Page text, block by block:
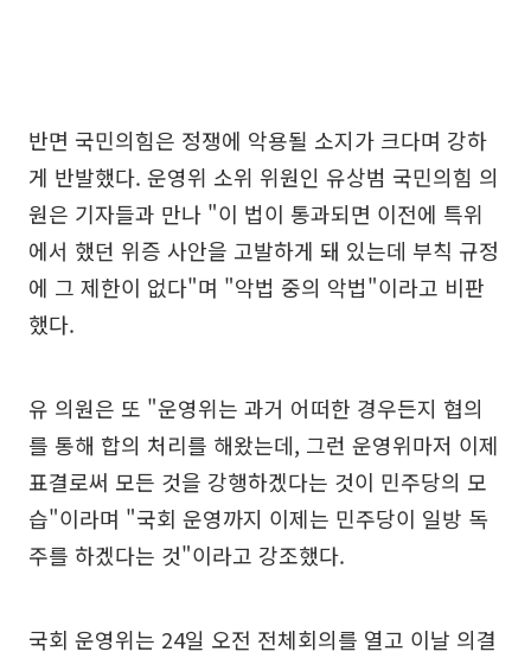
반면 국민의힘은 정쟁에 악용될 소지가 크다며 강하
게 반발했다. 운영위 소위 위원인 유상범 국민의힘 의
원은 기자들과 만나 "이 법이 통과되면 이전에 특위
에서 했던 위증 사안을 고발하게 돼 있는데 부칙 규정
에 그 제한이 없다"며 "악법 중의 악법"이라고 비판
했다.
유 의원은 또 "운영위는 과거 어떠한 경우든지 협의
를 통해 합의 처리를 해왔는데, 그런 운영위마저 이제
표결로써 모든 것을 강행하겠다는 것이 민주당의 모
습"이라며 "국회 운영까지 이제는 민주당이 일방 독
주를 하겠다는 것"이라고 강조했다.
국회 운영위는 24일 오전 전체회의를 열고 이날 의결